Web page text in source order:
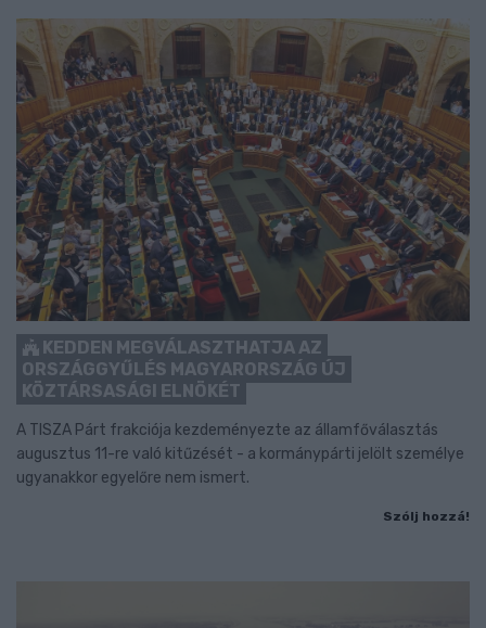
KEDDEN MEGVÁLASZTHATJA AZ
ORSZÁGGYŰLÉS MAGYARORSZÁG ÚJ
KÖZTÁRSASÁGI ELNÖKÉT
A TISZA Párt frakciója kezdeményezte az államfőválasztás
augusztus 11-re való kitűzését - a kormánypárti jelölt személye
ugyanakkor egyelőre nem ismert.
Szólj hozzá!